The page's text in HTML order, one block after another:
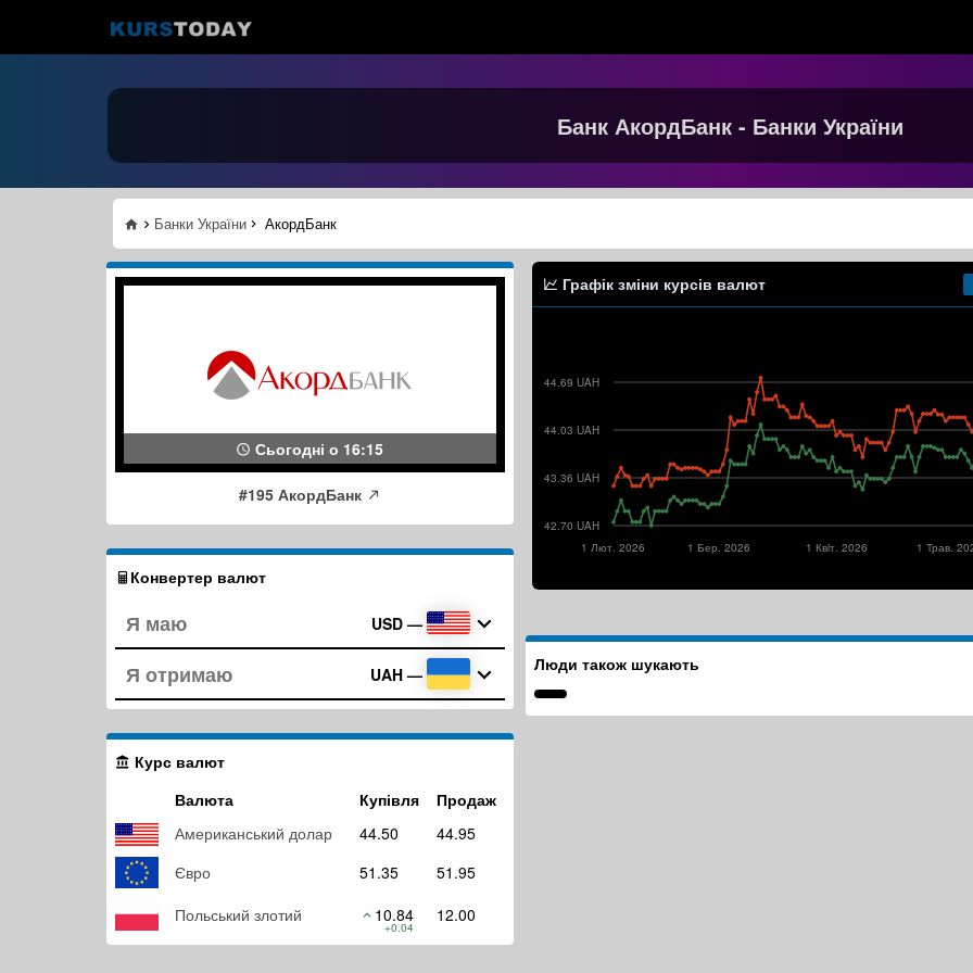
Банк АкордБанк - Банки України
Банки України АкордБанк
Сьогодні о 16:15
#195 АкордБанк
Конвертер валют
USD —
UAH —
Курс валют
Валюта
Купівля
Продаж
Американський долар
44.50
44.95
Євро
51.35
51.95
Польський злотий
10.84
+0.04
12.00
Графік зміни курсів валют
42.70 UAH
43.36 UAH
44.03 UAH
44.69 UAH
1 Трав.
1 Квiт. 2026
1 Бер. 2026
1 Лют. 2026
Люди також шукають